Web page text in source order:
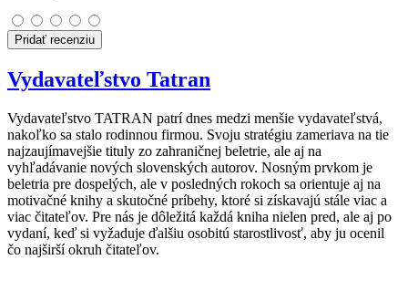
Pridať recenziu
Vydavateľstvo Tatran
Vydavateľstvo TATRAN patrí dnes medzi menšie vydavateľstvá,
nakoľko sa stalo rodinnou firmou. Svoju stratégiu zameriava na tie
najzaujímavejšie tituly zo zahraničnej beletrie, ale aj na
vyhľadávanie nových slovenských autorov. Nosným prvkom je
beletria pre dospelých, ale v posledných rokoch sa orientuje aj na
motivačné knihy a skutočné príbehy, ktoré si získavajú stále viac a
viac čitateľov. Pre nás je dôležitá každá kniha nielen pred, ale aj po
vydaní, keď si vyžaduje ďalšiu osobitú starostlivosť, aby ju ocenil
čo najširší okruh čitateľov.